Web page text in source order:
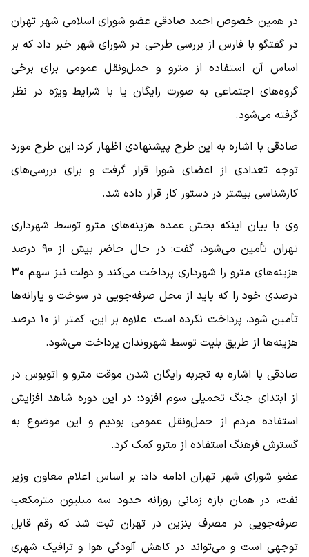
در همین خصوص احمد صادقی عضو شورای اسلامی شهر تهران
در گفتگو با فارس از بررسی طرحی در شورای شهر خبر داد که بر
اساس آن استفاده از مترو و حمل‌ونقل عمومی برای برخی
گروه‌های اجتماعی به صورت رایگان یا با شرایط ویژه در نظر
گرفته می‌شود.
صادقی با اشاره به این طرح پیشنهادی اظهار کرد: این طرح مورد
توجه تعدادی از اعضای شورا قرار گرفت و برای بررسی‌های
کارشناسی بیشتر در دستور کار قرار داده شد.
وی با بیان اینکه بخش عمده هزینه‌های مترو توسط شهرداری
تهران تأمین می‌شود، گفت: در حال حاضر بیش از ۹۰ درصد
هزینه‌های مترو را شهرداری پرداخت می‌کند و دولت نیز سهم ۳۰
درصدی خود را که باید از محل صرفه‌جویی در سوخت و یارانه‌ها
تأمین شود، پرداخت نکرده است. علاوه بر این، کمتر از ۱۰ درصد
هزینه‌ها از طریق بلیت توسط شهروندان پرداخت می‌شود.
صادقی با اشاره به تجربه رایگان شدن موقت مترو و اتوبوس در
از ابتدای جنگ تحمیلی سوم افزود: در این دوره شاهد افزایش
استفاده مردم از حمل‌ونقل عمومی بودیم و این موضوع به
گسترش فرهنگ استفاده از مترو کمک کرد.
عضو شورای شهر تهران ادامه داد: بر اساس اعلام معاون وزیر
نفت، در همان بازه زمانی روزانه حدود سه میلیون مترمکعب
صرفه‌جویی در مصرف بنزین در تهران ثبت شد که رقم قابل
توجهی است و می‌تواند در کاهش آلودگی هوا و ترافیک شهری